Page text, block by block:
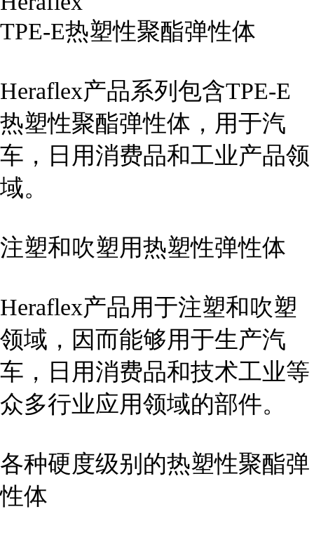
TPE-E热塑性聚酯弹性体
Heraflex产品系列包含TPE-E
热塑性聚酯弹性体，用于汽
车，日用消费品和工业产品领
域。
注塑和吹塑用热塑性弹性体
Heraflex产品用于注塑和吹塑
领域，因而能够用于生产汽
车，日用消费品和技术工业等
众多行业应用领域的部件。
各种硬度级别的热塑性聚酯弹
性体